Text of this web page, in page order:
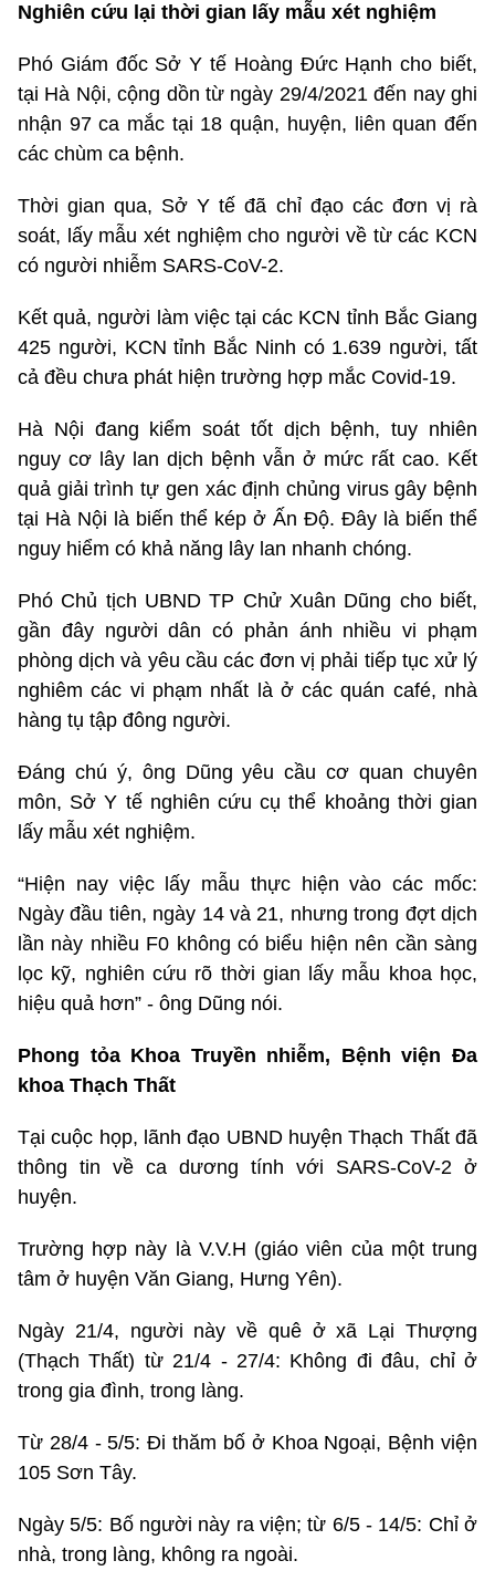
Nghiên cứu lại thời gian lấy mẫu xét nghiệm
Phó Giám đốc Sở Y tế Hoàng Đức Hạnh cho biết,
tại Hà Nội, cộng dồn từ ngày 29/4/2021 đến nay ghi
nhận 97 ca mắc tại 18 quận, huyện, liên quan đến
các chùm ca bệnh.
Thời gian qua, Sở Y tế đã chỉ đạo các đơn vị rà
soát, lấy mẫu xét nghiệm cho người về từ các KCN
có người nhiễm SARS-CoV-2.
Kết quả, người làm việc tại các KCN tỉnh Bắc Giang
425 người, KCN tỉnh Bắc Ninh có 1.639 người, tất
cả đều chưa phát hiện trường hợp mắc Covid-19.
Hà Nội đang kiểm soát tốt dịch bệnh, tuy nhiên
nguy cơ lây lan dịch bệnh vẫn ở mức rất cao. Kết
quả giải trình tự gen xác định chủng virus gây bệnh
tại Hà Nội là biến thể kép ở Ấn Độ. Đây là biến thể
nguy hiểm có khả năng lây lan nhanh chóng.
Phó Chủ tịch UBND TP Chử Xuân Dũng cho biết,
gần đây người dân có phản ánh nhiều vi phạm
phòng dịch và yêu cầu các đơn vị phải tiếp tục xử lý
nghiêm các vi phạm nhất là ở các quán café, nhà
hàng tụ tập đông người.
Đáng chú ý, ông Dũng yêu cầu cơ quan chuyên
môn, Sở Y tế nghiên cứu cụ thể khoảng thời gian
lấy mẫu xét nghiệm.
“Hiện nay việc lấy mẫu thực hiện vào các mốc:
Ngày đầu tiên, ngày 14 và 21, nhưng trong đợt dịch
lần này nhiều F0 không có biểu hiện nên cần sàng
lọc kỹ, nghiên cứu rõ thời gian lấy mẫu khoa học,
hiệu quả hơn” - ông Dũng nói.
Phong tỏa Khoa Truyền nhiễm, Bệnh viện Đa
khoa Thạch Thất
Tại cuộc họp, lãnh đạo UBND huyện Thạch Thất đã
thông tin về ca dương tính với SARS-CoV-2 ở
huyện.
Trường hợp này là V.V.H (giáo viên của một trung
tâm ở huyện Văn Giang, Hưng Yên).
Ngày 21/4, người này về quê ở xã Lại Thượng
(Thạch Thất) từ 21/4 - 27/4: Không đi đâu, chỉ ở
trong gia đình, trong làng.
Từ 28/4 - 5/5: Đi thăm bố ở Khoa Ngoại, Bệnh viện
105 Sơn Tây.
Ngày 5/5: Bố người này ra viện; từ 6/5 - 14/5: Chỉ ở
nhà, trong làng, không ra ngoài.